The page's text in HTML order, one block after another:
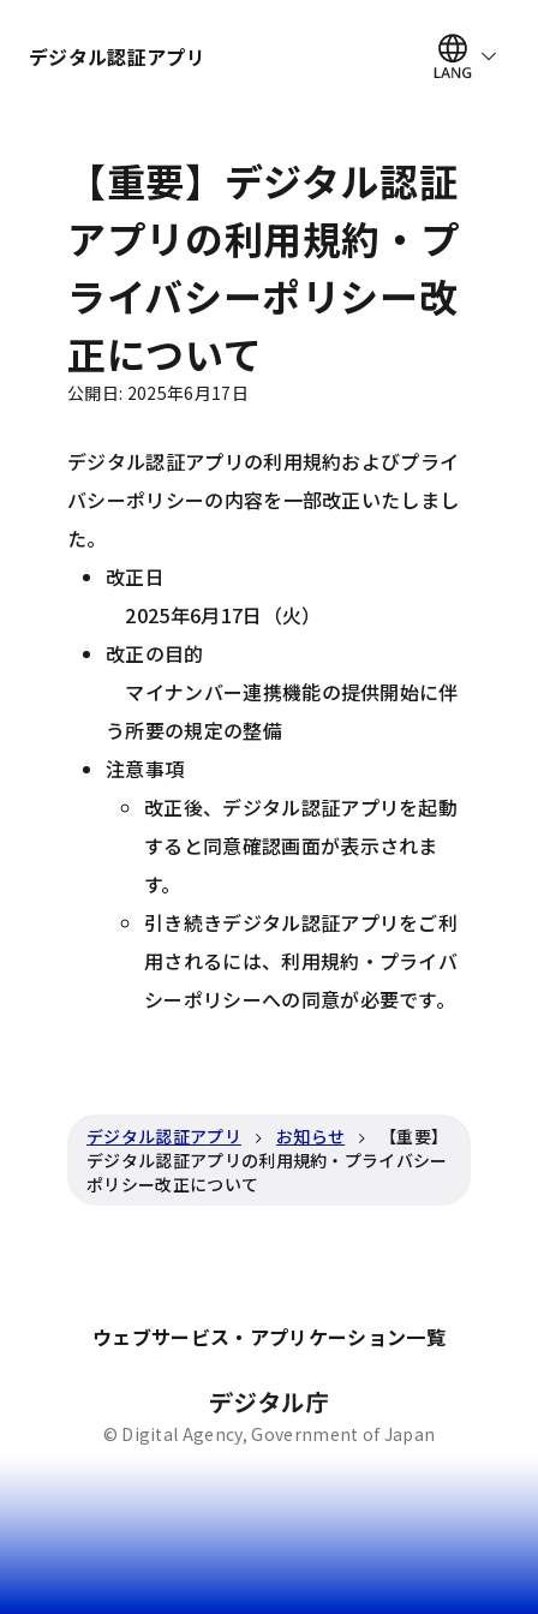
デジタル認証アプリ
【重要】デジタル認証
アプリの利用規約・プ
ライバシーポリシー改
正について
公開日: 2025年6月17日
デジタル認証アプリの利用規約およびプライ
バシーポリシーの内容を一部改正いたしまし
た。
改正日
2025年6月17日（火）
改正の目的
マイナンバー連携機能の提供開始に伴
う所要の規定の整備
注意事項
改正後、デジタル認証アプリを起動
すると同意確認画面が表示されま
す。
引き続きデジタル認証アプリをご利
用されるには、利用規約・プライバ
シーポリシーへの同意が必要です。
デジタル認証アプリ お知らせ
【重要】
デジタル認証アプリの利用規約・プライバシー
ポリシー改正について
ウェブサービス・アプリケーション一覧
© Digital Agency, Government of Japan